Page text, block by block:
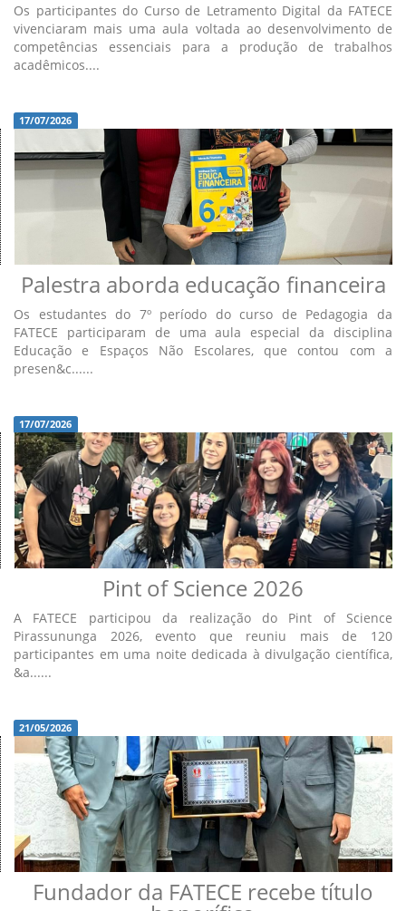
Os participantes do Curso de Letramento Digital da FATECE
vivenciaram mais uma aula voltada ao desenvolvimento de
competências essenciais para a produção de trabalhos
acadêmicos....
17/07/2026
Palestra aborda educação financeira
Os estudantes do 7º período do curso de Pedagogia da
FATECE participaram de uma aula especial da disciplina
Educação e Espaços Não Escolares, que contou com a
presen&c......
17/07/2026
Pint of Science 2026
A FATECE participou da realização do Pint of Science
Pirassununga 2026, evento que reuniu mais de 120
participantes em uma noite dedicada à divulgação científica,
&a......
21/05/2026
Fundador da FATECE recebe título